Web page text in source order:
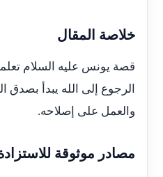
خلاصة المقال
قصة يونس عليه السلام
الرجوع إلى الله يبدأ بصدق
والعمل على إصلاحه.
مصادر موثوقة